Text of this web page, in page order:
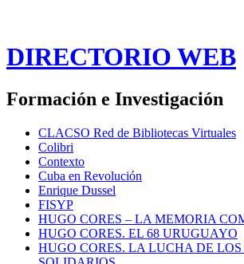
DIRECTORIO WEB
Formación e Investigación
CLACSO Red de Bibliotecas Virtuales
Colibri
Contexto
Cuba en Revolución
Enrique Dussel
FISYP
HUGO CORES – LA MEMORIA
HUGO CORES. EL 68 URUGUAYO
HUGO CORES. LA LUCHA DE LOS